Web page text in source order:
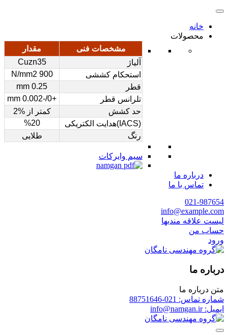
خانه
محصولات
مشخصات فنی
مقدار
آلیاژ
Cuzn35
استحکام کششی
900 N/mm2
قطر
0.25 mm
تلرانس قطر
+0/-0.002 mm
حد کشش
کمتر از %2
(IACS)هدایت الکتریکی
%20
رنگ
طلایی
سیم وایرکات
درباره ما
تماس با ما
021-987654
info@example.com
لیست علاقه مندیها
حساب من
ورود
درباره ما
متن درباره ما
شماره تماس: 021-88751646
ایمیل: info@namgan.ir